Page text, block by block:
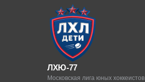
ЛХЮ-77
Московская лига юных хоккеистов